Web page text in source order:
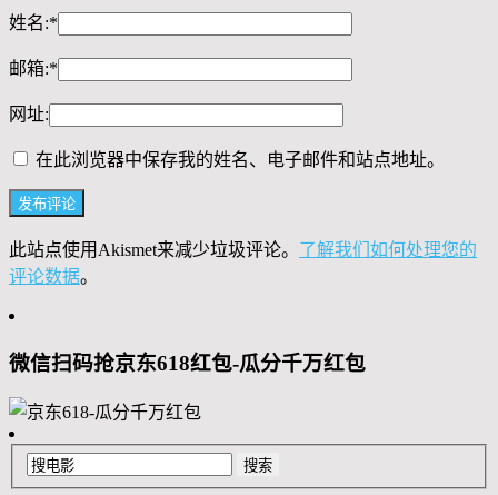
姓名:*
邮箱:*
网址:
在此浏览器中保存我的姓名、电子邮件和站点地址。
此站点使用Akismet来减少垃圾评论。 了解我们如何处理您的
评论数据。
微信扫码抢京东618红包-瓜分千万红包